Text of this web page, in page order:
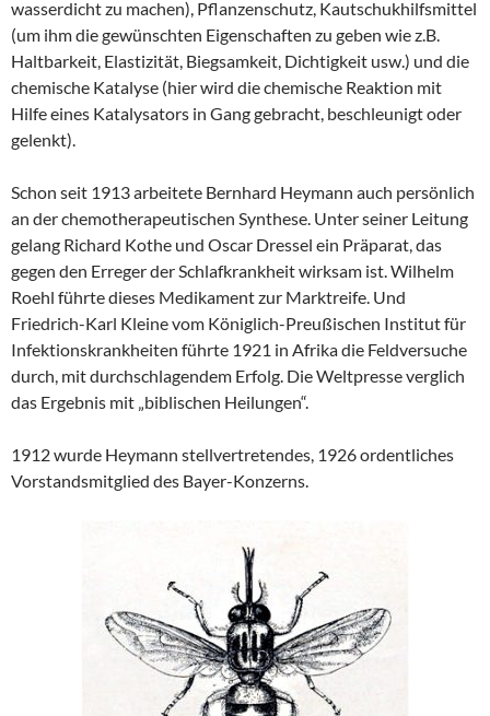
wasserdicht zu machen), Pflanzenschutz, Kautschukhilfsmittel
(um ihm die gewünschten Eigenschaften zu geben wie z.B.
Haltbarkeit, Elastizität, Biegsamkeit, Dichtigkeit usw.) und die
chemische Katalyse (hier wird die chemische Reaktion mit
Hilfe eines Katalysators in Gang gebracht, beschleunigt oder
gelenkt).
Schon seit 1913 arbeitete Bernhard Heymann auch persönlich
an der chemotherapeutischen Synthese. Unter seiner Leitung
gelang Richard Kothe und Oscar Dressel ein Präparat, das
gegen den Erreger der Schlafkrankheit wirksam ist. Wilhelm
Roehl führte dieses Medikament zur Marktreife. Und
Friedrich-Karl Kleine vom Königlich-Preußischen Institut für
Infektionskrankheiten führte 1921 in Afrika die Feldversuche
durch, mit durchschlagendem Erfolg. Die Weltpresse verglich
das Ergebnis mit „biblischen Heilungen“.
1912 wurde Heymann stellvertretendes, 1926 ordentliches
Vorstandsmitglied des Bayer-Konzerns.